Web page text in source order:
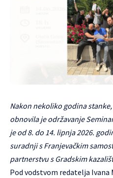
Nakon nekoliko godina
obnovila je održavanje
je od 8. do 14. lipnja 2026.
suradnji s Franjevačkim
partnerstvu s Gradskim
Pod vodstvom redatelja Ivana